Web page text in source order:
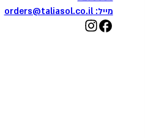
מייל:orders@taliasol.co.il